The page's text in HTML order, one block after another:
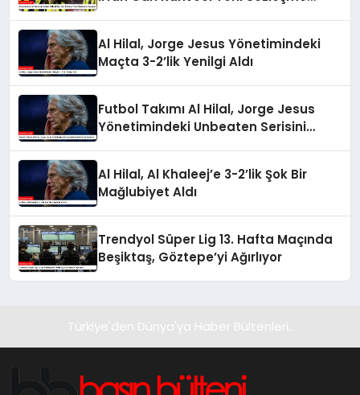
Al Hilal, Jorge Jesus Yönetimindeki
Maçta 3-2’lik Yenilgi Aldı
Futbol Takımı Al Hilal, Jorge Jesus
Yönetimindeki Unbeaten Serisini
Al Hilal, Al Khaleej’e 3-2’lik Şok Bir
Mağlubiyet Aldı
Trendyol Süper Lig 13. Hafta Maçında
Beşiktaş, Göztepe’yi Ağırlıyor
Türkiye'den Dünya'ya Haber Bültenleri..